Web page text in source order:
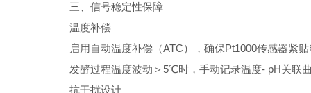
三、信号稳定性保障
温度补偿
启用自动温度补偿（ATC），确保Pt1000传感器紧
发酵过程温度波动＞5℃时，手动记录温度- pH关联
抗干扰设计